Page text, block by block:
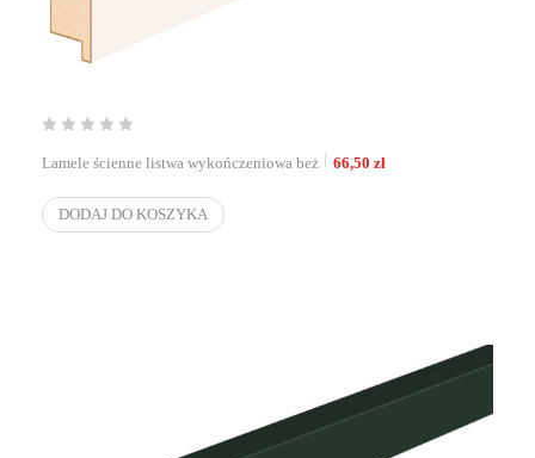
Lamele ścienne listwa wykończeniowa beż 66,50 zł
DODAJ DO KOSZYKA